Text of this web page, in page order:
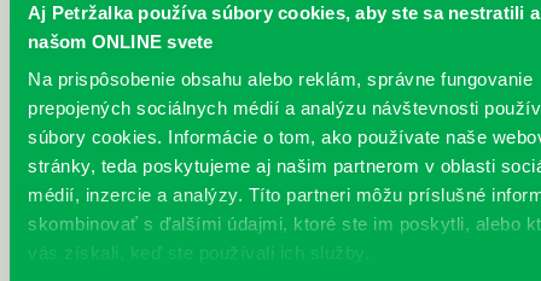
Aj Petržalka používa súbory cookies, aby ste sa nestratili
našom ONLINE svete
Na prispôsobenie obsahu alebo reklám, správne fungovanie
prepojených sociálnych médií a analýzu návštevnosti
súbory cookies. Informácie o tom, ako používate naše
stránky, teda poskytujeme aj našim partnerom v oblasti
médií, inzercie a analýzy. Títo partneri môžu príslušné
skombinovať s ďalšími údajmi, ktoré ste im poskytli, alebo
vás získali, keď ste používali ich služby.
realitou
Každý deň |Vavilovova 26
Pre dospelých
Pozývame vás na výstavu obrazov umelca Alexandra Buďača,
ktorého diela odrážajú všetko od grotesky až po najťažšie životné
situácie. Alexander Buďač sa výtvarnej tvorbe venuje pravidelne už
viac ako tridsaťpäť rokov. Svoj záujem sústreďuje predovšetkým
unikátnej grafike a perokresbe. Predstavuje rozprávkový,
surrealistický svet snov. Kostýmovanými postavami sa snaží
vyjadrovať absenciu starnutia. Vždy ho zaujímala osoba, „postava“, s